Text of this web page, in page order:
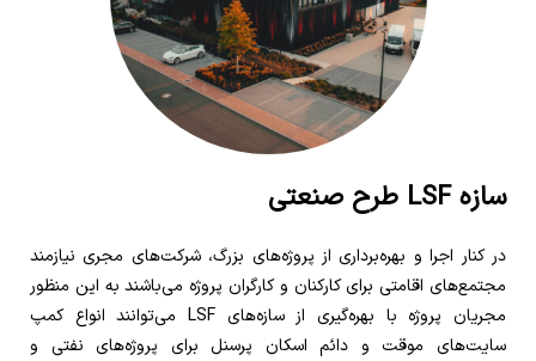
سازه LSF طرح صنعتی
در کنار اجرا و بهره‌برداری از پروژه‌های بزرگ، شرکت‌های مجری نیازمند
مجتمع‌های اقامتی برای کارکنان و کارگران پروژه می‌باشند به این منظور
مجریان پروژه با بهره‌گیری از سازه‌های LSF می‌توانند انواع کمپ
سایت‌های موقت و دائم اسکان پرسنل برای پروژه‌های نفتی و